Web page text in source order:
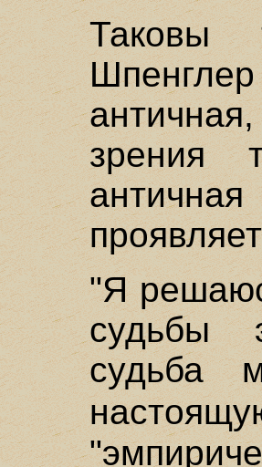
Таковы
зрения
"Я
судьбы
судьба